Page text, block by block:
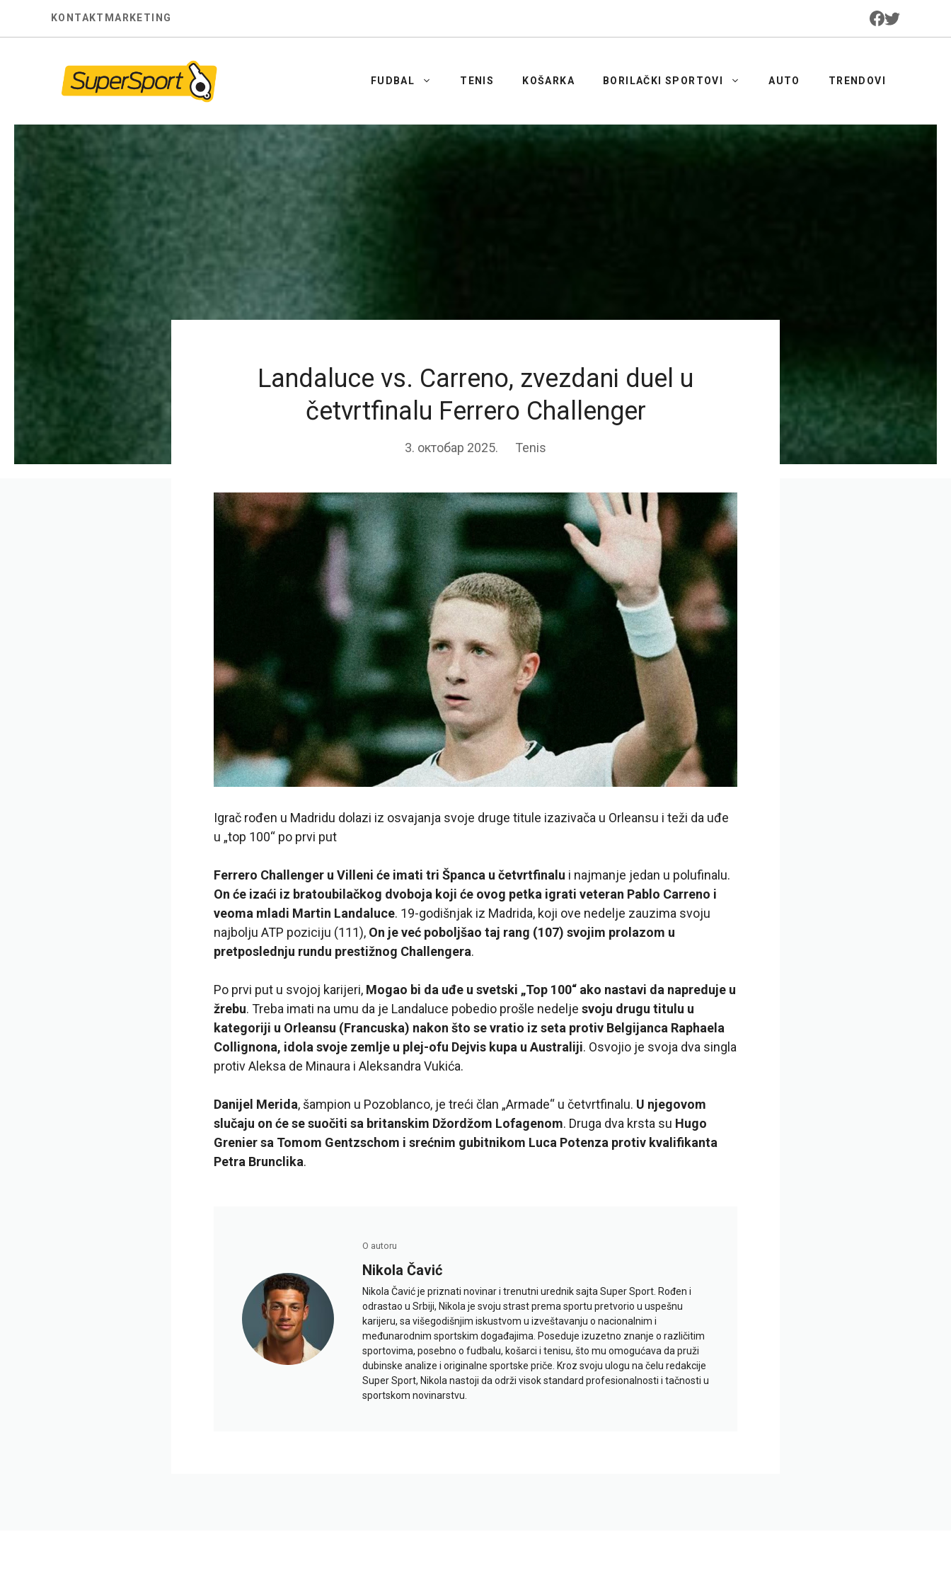
KONTAKT MARKETING
FUDBAL TENIS KOŠARKA BORILAČKI SPORTOVI AUTO TRENDOVI
Landaluce vs. Carreno, zvezdani duel u
četvrtfinalu Ferrero Challenger
3. октобар 2025. Tenis
Igrač rođen u Madridu dolazi iz osvajanja svoje druge titule izazivača u Orleansu i teži da uđe
u „top 100“ po prvi put
Ferrero Challenger u Villeni će imati tri Španca u četvrtfinalu i najmanje jedan u polufinalu.
On će izaći iz bratoubilačkog dvoboja koji će ovog petka igrati veteran Pablo Carreno i
veoma mladi Martin Landaluce. 19-godišnjak iz Madrida, koji ove nedelje zauzima svoju
najbolju ATP poziciju (111), On je već poboljšao taj rang (107) svojim prolazom u
pretposlednju rundu prestižnog Challengera.
Po prvi put u svojoj karijeri, Mogao bi da uđe u svetski „Top 100“ ako nastavi da napreduje u
žrebu. Treba imati na umu da je Landaluce pobedio prošle nedelje svoju drugu titulu u
kategoriji u Orleansu (Francuska) nakon što se vratio iz seta protiv Belgijanca Raphaela
Collignona, idola svoje zemlje u plej-ofu Dejvis kupa u Australiji. Osvojio je svoja dva singla
protiv Aleksa de Minaura i Aleksandra Vukića.
Danijel Merida, šampion u Pozoblanco, je treći član „Armade“ u četvrtfinalu. U njegovom
slučaju on će se suočiti sa britanskim Džordžom Lofagenom. Druga dva krsta su Hugo
Grenier sa Tomom Gentzschom i srećnim gubitnikom Luca Potenza protiv kvalifikanta
Petra Brunclika.
O autoru
Nikola Čavić
Nikola Čavić je priznati novinar i trenutni urednik sajta Super Sport. Rođen i
odrastao u Srbiji, Nikola je svoju strast prema sportu pretvorio u uspešnu
karijeru, sa višegodišnjim iskustvom u izveštavanju o nacionalnim i
međunarodnim sportskim događajima. Poseduje izuzetno znanje o različitim
sportovima, posebno o fudbalu, košarci i tenisu, što mu omogućava da pruži
dubinske analize i originalne sportske priče. Kroz svoju ulogu na čelu redakcije
Super Sport, Nikola nastoji da održi visok standard profesionalnosti i tačnosti u
sportskom novinarstvu.